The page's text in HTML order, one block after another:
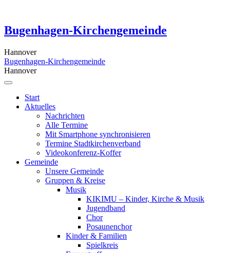
content
Bugenhagen-Kirchengemeinde
Hannover
Bugenhagen-Kirchengemeinde
Hannover
Start
Aktuelles
Nachrichten
Alle Termine
Mit Smartphone synchronisieren
Termine Stadtkirchenverband
Videokonferenz-Koffer
Gemeinde
Unsere Gemeinde
Gruppen & Kreise
Musik
KIKIMU – Kinder, Kirche & Musik
Jugendband
Chor
Posaunenchor
Kinder & Familien
Spielkreis